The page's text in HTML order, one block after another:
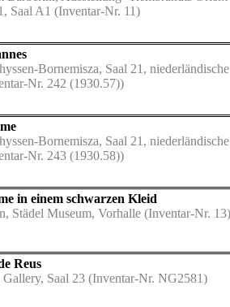
Saal A1 (Inventar-Nr. 11)
Bornemisza, Saal 21,
Nr. 242 (1930.57))
Bornemisza, Saal 21,
Nr. 243 (1930.58))
in einem schwarzen Kleid
Städel Museum, Vorhalle (Inventar-Nr. 13)
Reus
Saal 23 (Inventar-Nr. NG2581)